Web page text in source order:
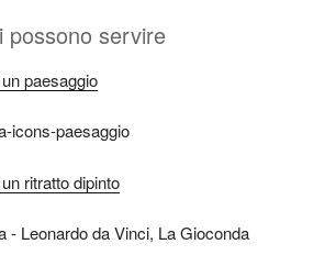
possono servire
paesaggio
ritratto dipinto